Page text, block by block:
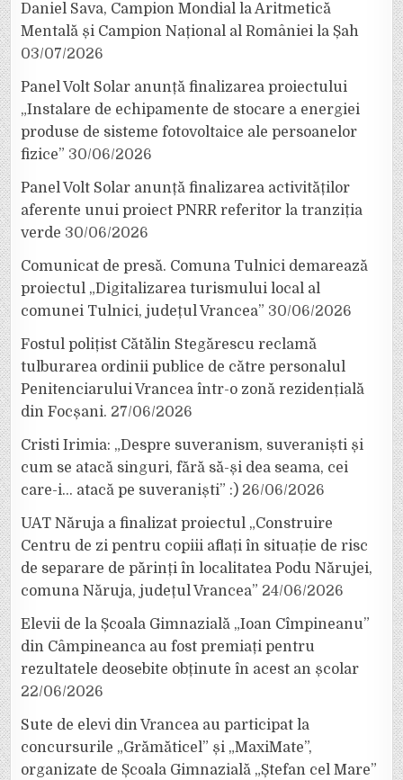
Daniel Sava, Campion Mondial la Aritmetică
Mentală și Campion Național al României la Șah
03/07/2026
Panel Volt Solar anunță finalizarea proiectului
„Instalare de echipamente de stocare a energiei
produse de sisteme fotovoltaice ale persoanelor
fizice” 30/06/2026
Panel Volt Solar anunță finalizarea activităților
aferente unui proiect PNRR referitor la tranziția
verde 30/06/2026
Comunicat de presă. Comuna Tulnici demarează
proiectul „Digitalizarea turismului local al
comunei Tulnici, județul Vrancea” 30/06/2026
Fostul polițist Cătălin Stegărescu reclamă
tulburarea ordinii publice de către personalul
Penitenciarului Vrancea într-o zonă rezidențială
din Focșani. 27/06/2026
Cristi Irimia: „Despre suveranism, suveraniști și
cum se atacă singuri, fără să-și dea seama, cei
care-i… atacă pe suveraniști” :) 26/06/2026
UAT Năruja a finalizat proiectul „Construire
Centru de zi pentru copiii aflați în situație de risc
de separare de părinți în localitatea Podu Nărujei,
comuna Năruja, județul Vrancea” 24/06/2026
Elevii de la Școala Gimnazială „Ioan Cîmpineanu”
din Câmpineanca au fost premiați pentru
rezultatele deosebite obținute în acest an școlar
22/06/2026
Sute de elevi din Vrancea au participat la
concursurile „Grămăticel” și „MaxiMate”,
organizate de Școala Gimnazială „Ștefan cel Mare”